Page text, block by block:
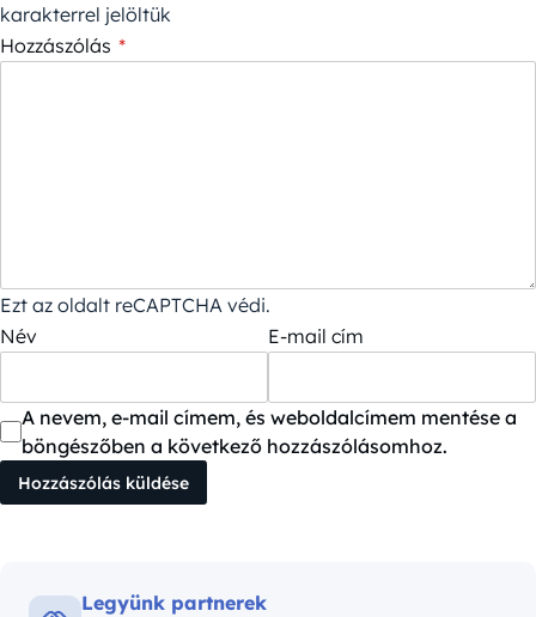
karakterrel jelöltük
Hozzászólás *
Ezt az oldalt reCAPTCHA védi.
Név
E-mail cím
A nevem, e-mail címem, és weboldalcímem mentése a
böngészőben a következő hozzászólásomhoz.
Legyünk partnerek